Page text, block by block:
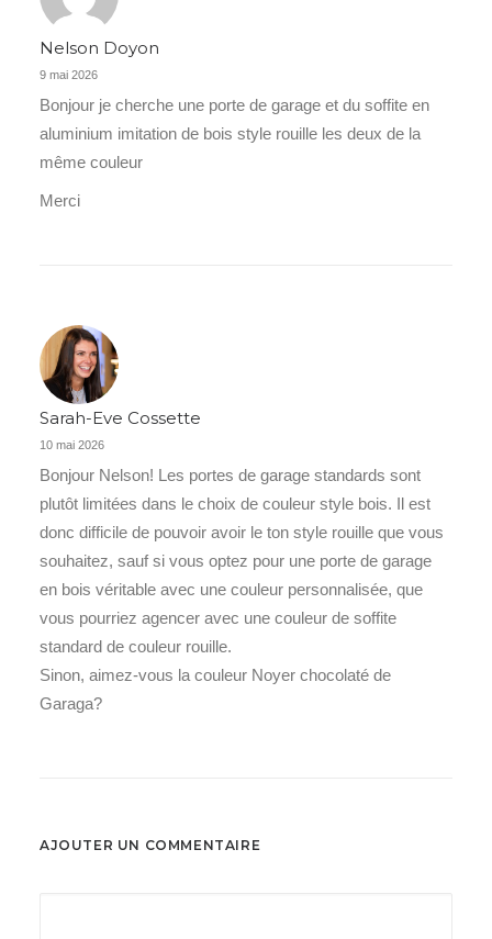
Nelson Doyon
9 mai 2026
Bonjour je cherche une porte de garage et du soffite en
aluminium imitation de bois style rouille les deux de la
même couleur
Merci
Sarah-Eve Cossette
10 mai 2026
Bonjour Nelson! Les portes de garage standards sont
plutôt limitées dans le choix de couleur style bois. Il est
donc difficile de pouvoir avoir le ton style rouille que vous
souhaitez, sauf si vous optez pour une porte de garage
en bois véritable avec une couleur personnalisée, que
vous pourriez agencer avec une couleur de soffite
standard de couleur rouille.
Sinon, aimez-vous la couleur Noyer chocolaté de
Garaga?
AJOUTER UN COMMENTAIRE